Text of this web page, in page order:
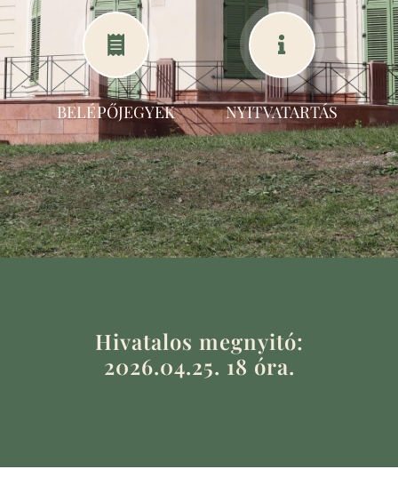
BELÉPŐJEGYEK NYITVATARTÁS
Hivatalos megnyitó:
2026.04.25. 18 óra.